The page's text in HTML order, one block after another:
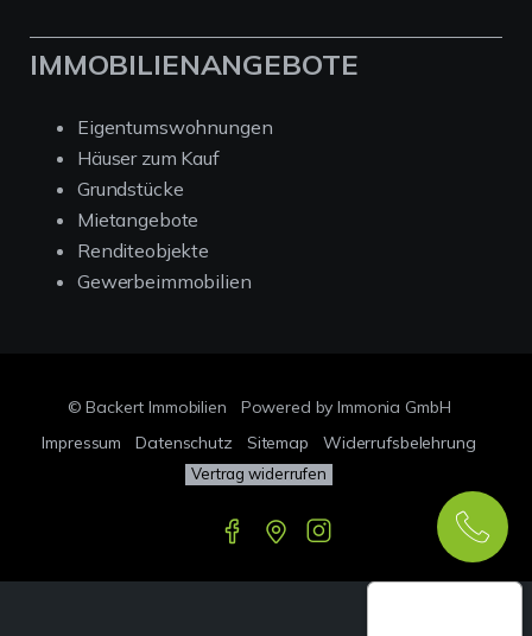
IMMOBILIENANGEBOTE
Eigentumswohnungen
Häuser zum Kauf
Grundstücke
Mietangebote
Renditeobjekte
Gewerbeimmobilien
© Backert Immobilien
Powered by Immonia GmbH
Impressum
Datenschutz Sitemap Widerrufsbelehrung
Vertrag widerrufen